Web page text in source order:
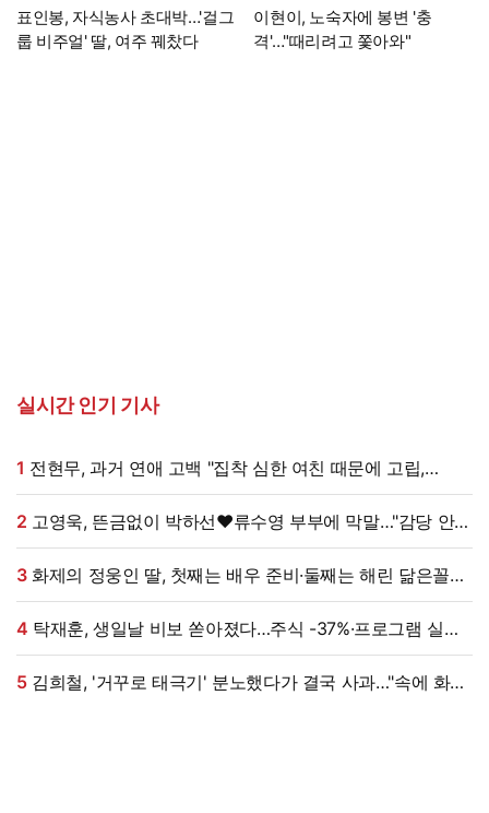
표인봉, 자식농사 초대박…'걸그
룹 비주얼' 딸, 여주 꿰찼다
이현이, 노숙자에 봉변 '충
격'…"때리려고 쫓아와"
실시간 인기 기사
1
친구들이 연락 끊어" (내사패)
2
될 여자, 계속 명품 사 나를텐데"
3화제의 정웅인 딸, 첫째는 배우 준비·둘째는 해린 닮은꼴…
근황 '눈길' [엑's 이슈]
4
'날벼락' (미우새)
5김희철, '거꾸로 태극기' 분노했다가 결국 사과…"속에 화가